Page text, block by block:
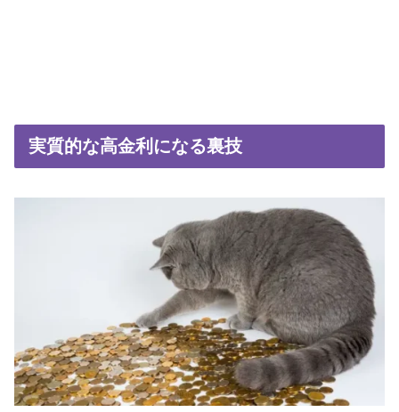
実質的な高金利になる裏技